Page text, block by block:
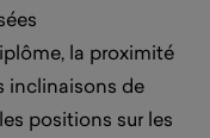
la proximité
inclinaisons de
positions sur les